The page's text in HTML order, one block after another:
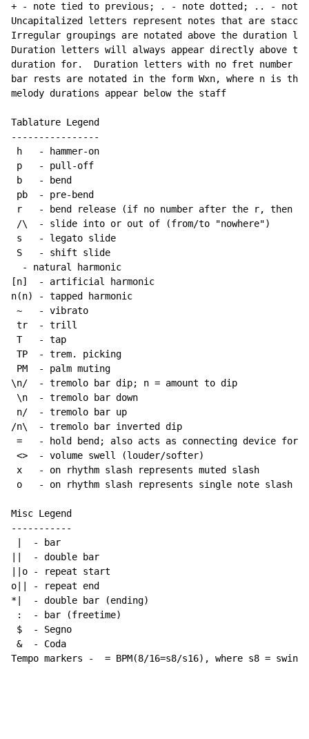
+ - note tied to previous; . - note dotted; .. - note
Uncapitalized letters represent notes that are
Irregular groupings are notated above the duration
Duration letters will always appear directly above
duration for.  Duration letters with no fret number
bar rests are notated in the form Wxn, where n is
melody durations appear below the staff
Tablature Legend
----------------
h   - hammer-on
p   - pull-off
b   - bend
pb  - pre-bend
r   - bend release (if no number after the r, then
/\  - slide into or out of (from/to "nowhere")
s   - legato slide
S   - shift slide
  - natural harmonic
[n]  - artificial harmonic
n(n) - tapped harmonic
~
   - vibrato
tr  - trill
T   - tap
TP  - trem. picking
PM  - palm muting
\n/  - tremolo bar dip; n = amount to dip
\n  - tremolo bar down
n/  - tremolo bar up
/n\  - tremolo bar inverted dip
=   - hold bend; also acts as connecting device for
<>  - volume swell (louder/softer)
x   - on rhythm slash represents muted slash
o   - on rhythm slash represents single note slash
Misc Legend
-----------
|  - bar
||  - double bar
||o - repeat start
o|| - repeat end
*|  - double bar (ending)
:  - bar (freetime)
$  - Segno
&  - Coda
Tempo markers -  = BPM(8/16=s8/s16), where s8 =